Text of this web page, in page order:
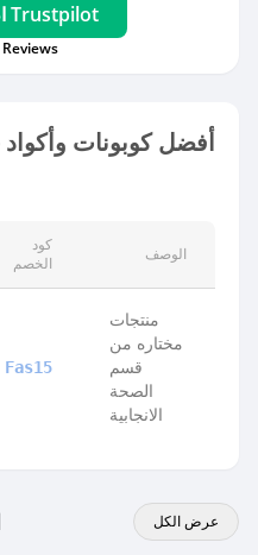
اطلع على آراء عملائنا على Trustpilot
أفضل كوبونات
كود
الخصم
الوصف
Fas15
منتجات
مختاره من
قسم
الصحة
الانجابية
عرض الكل